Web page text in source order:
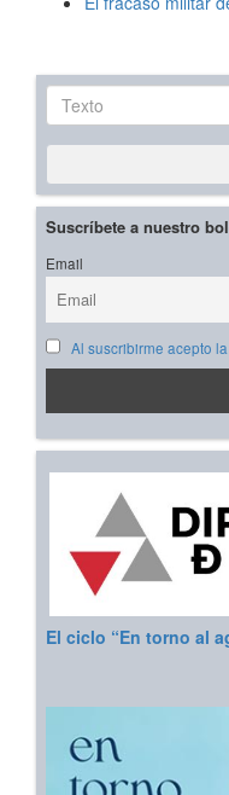
Texto
Suscríbete a nuestro
Email
Al suscribirme acepto
El ciclo “En torno al